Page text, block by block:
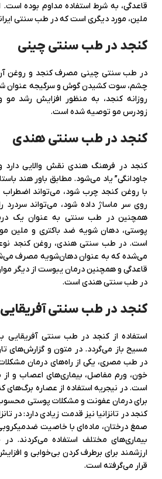
قاعدگی، به شرط استفاده مداوم بوده است.
ملین، مورد دیگری است که در طب سنتی
کنجد در طب سنتی چینی
در طب سنتی چینی مصرف کنجد و روغن آن
چشم، سوت کشیدن گوش و سرگیجه
روزانه کنجد، به منظور افزایش رشد
زودرس مو توصیه شده است.
کنجد در طب سنتی هندی
کنجد در فرهنگ هندی نقش والایی دارد
جاودانگی” یاد می‌شود. مطابق باور هند
با روغن کنجد چرب شود، می‌تواند
روی سر ماساژ داده شود، می‌تواند
همچنین در طب سنتی به عنوان یک
پوستی، دهان شویه ضد باکتری و ملین
می‌شده که به عنوان دهان‌شویه مصرف
قاعدگی و همچنین درمان یبوست از دیگر
در طب سنتی هندی است.
کنجد در طب سنتی آفریقایی
مسیح باز می‌گردد. در متون و گزارش‌های
در طب مصری، یکی از راه‌های درمان
خون، ورم مفاصل، بیماری‌های اعصاب و
است. در نیجریه استفاده از عصاره برگ‌‌های
برای درمان عفونت و مشکلات پوستی
کنجد در تانزانیا نیز قدمت زیادی دارد: در
صمغ درختان، ماده‌ای با خاصیت
بیماری‌های مختلف استفاده می‌کردند‌.
ارزشمند برای برطرف کردن بی‌خوابی و
قرار می‌گرفته است.